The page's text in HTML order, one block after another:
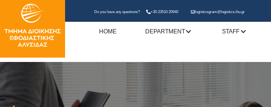
Do you have any questions? +30 23510 20940 logisticsgram@logistics.ihu.gr
HOME DEPARTMENT STAFF